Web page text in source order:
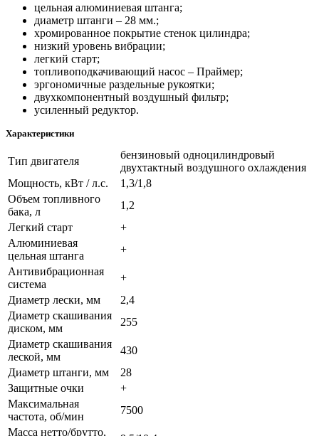
цельная алюминиевая штанга;
диаметр штанги – 28 мм.;
хромированное покрытие стенок цилиндра;
низкий уровень вибрации;
легкий старт;
топливоподкачивающий насос – Праймер;
эргономичные раздельные рукоятки;
двухкомпонентный воздушный фильтр;
усиленный редуктор.
Характеристики
Тип двигателя
бензиновый одноцилиндровый
двухтактный воздушного охлаждения
Мощность, кВт / л.с.
1,3/1,8
Объем топливного
бака, л
1,2
Легкий старт
+
Алюминиевая
цельная штанга
+
Антивибрационная
система
+
Диаметр лески, мм
2,4
Диаметр скашивания
диском, мм
255
Диаметр скашивания
леской, мм
430
Диаметр штанги, мм
28
Защитные очки
+
Максимальная
частота, об/мин
7500
Масса нетто/брутто,